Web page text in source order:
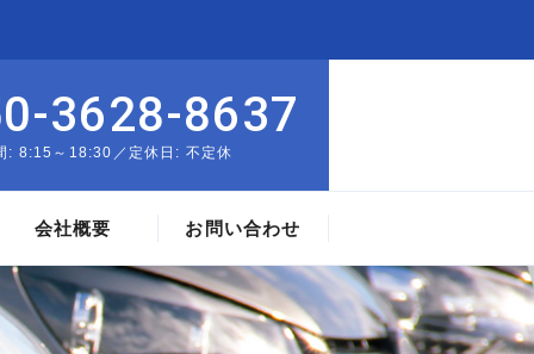
3628-8637
: 8:15～18:30／定休日: 不定休
会社概要 お問い合わせ